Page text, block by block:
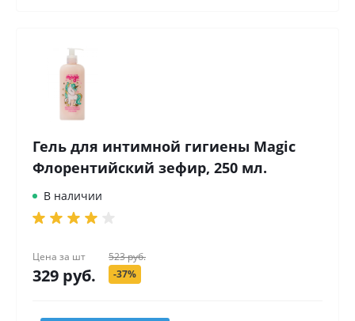
Гель для интимной гигиены Magic
Флорентийский зефир, 250 мл.
В наличии
Цена за шт
329 руб.
523 руб.
-37%